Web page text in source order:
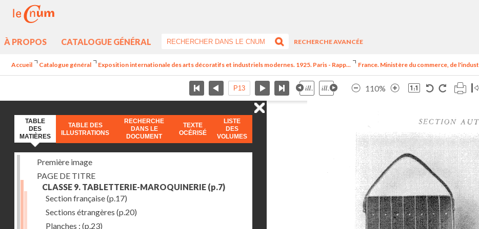
À PROPOS CATALOGUE GÉNÉRAL
RECHERCHE AVANCÉE
Accueil Catalogue général Exposition internationale des arts décoratifs et industriels modernes. 1925. Paris - Rapp... France. Ministère du commerce, de
110%
TABLE
DES
MATIÈRES
TABLE DES
ILLUSTRATIONS
RECHERCHE
DANS LE
DOCUMENT
TEXTE
OCÉRISÉ
LISTE
DES
VOLUMES
Première image
PAGE DE TITRE
CLASSE 9. TABLETTERIE-MAROQUINERIE (p.7)
Section française(p.17)
Sections étrangères (p.20)
Planches : (p.23)